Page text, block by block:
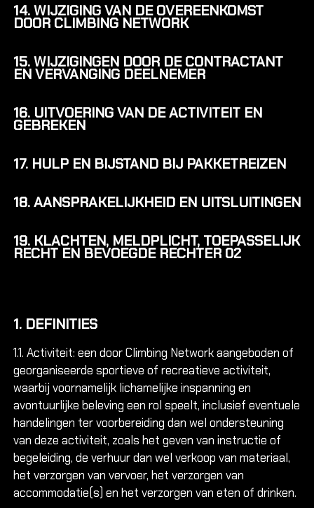
14. WIJZIGING VAN DE OVEREENKOMST
DOOR CLIMBING NETWORK
15. WIJZIGINGEN DOOR DE CONTRACTANT
EN VERVANGING DEELNEMER
16. UITVOERING VAN DE ACTIVITEIT EN
GEBREKEN
17. HULP EN BIJSTAND BIJ PAKKETREIZEN
18. AANSPRAKELIJKHEID EN UITSLUITINGEN
19. KLACHTEN, MELDPLICHT, TOEPASSELIJK
RECHT EN BEVOEGDE RECHTER 02
1. DEFINITIES
1.1. Activiteit: een door Climbing Network aangeboden of
georganiseerde sportieve of recreatieve activiteit,
waarbij voornamelijk lichamelijke inspanning en
avontuurlijke beleving een rol speelt, inclusief eventuele
handelingen ter voorbereiding dan wel ondersteuning
van deze activiteit, zoals het geven van instructie of
begeleiding, de verhuur dan wel verkoop van materiaal,
het verzorgen van vervoer, het verzorgen van
accommodatie(s) en het verzorgen van eten of drinken.